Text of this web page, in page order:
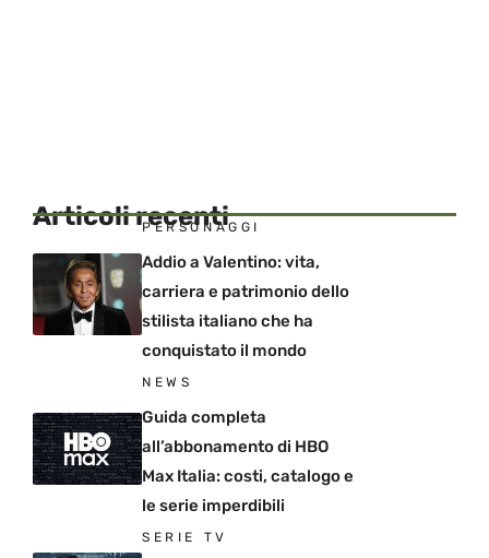
Articoli recenti
PERSONAGGI
Addio a Valentino: vita,
carriera e patrimonio dello
stilista italiano che ha
conquistato il mondo
NEWS
Guida completa
all’abbonamento di HBO
Max Italia: costi, catalogo e
le serie imperdibili
SERIE TV